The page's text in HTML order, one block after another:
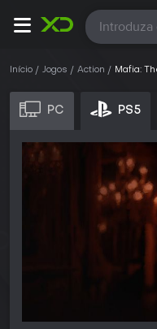
Todas
Início Jogos Action Mafia:
PC PS5